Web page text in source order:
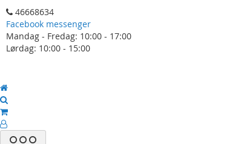
46668634
Facebook messenger
Mandag - Fredag: 10:00 - 17:00
Lørdag: 10:00 - 15:00